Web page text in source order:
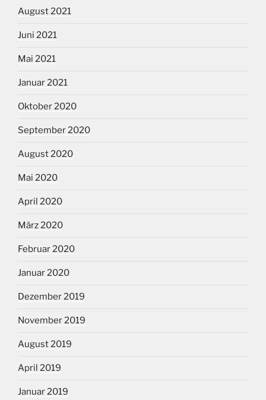
August 2021
Juni 2021
Mai 2021
Januar 2021
Oktober 2020
September 2020
August 2020
Mai 2020
April 2020
März 2020
Februar 2020
Januar 2020
Dezember 2019
November 2019
August 2019
April 2019
Januar 2019